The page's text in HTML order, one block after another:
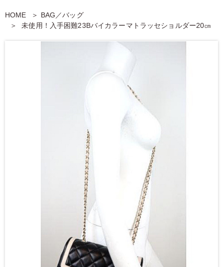
HOME
BAG／バッグ
未使用！入手困難23Bバイカラーマトラッセショルダー20㎝